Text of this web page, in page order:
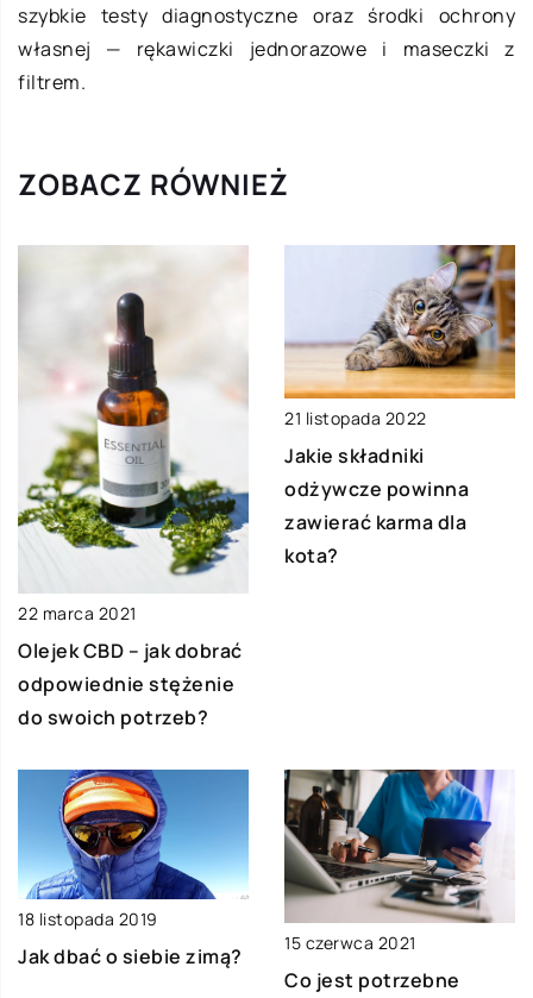
szybkie testy diagnostyczne oraz środki ochrony
własnej — rękawiczki jednorazowe i maseczki z
filtrem.
ZOBACZ RÓWNIEŻ
22 marca 2021
Olejek CBD – jak dobrać
odpowiednie stężenie
do swoich potrzeb?
21 listopada 2022
Jakie składniki
odżywcze powinna
zawierać karma dla
kota?
18 listopada 2019
Jak dbać o siebie zimą?
15 czerwca 2021
Co jest potrzebne